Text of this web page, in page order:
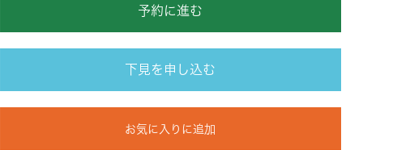
予約に進む
下見を申し込む
お気に入りに追加